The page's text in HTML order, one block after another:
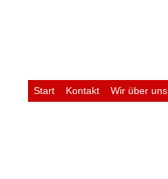
Start Kontakt Wir über uns